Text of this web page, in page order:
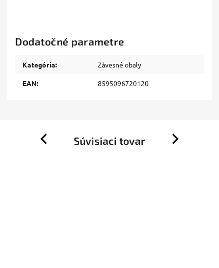
Dodatočné parametre
Kategória: Závesné obaly
EAN: 8595096720120
Súvisiaci tovar
Previous Next